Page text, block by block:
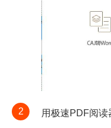
2 用极速PDF阅读